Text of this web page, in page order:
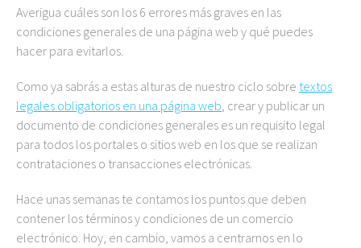
Averigua cuáles son los 6 errores más graves en las
condiciones generales de una página web y qué puedes
hacer para evitarlos.
Como ya sabrás a estas alturas de nuestro ciclo sobre textos
legales obligatorios en una página web, crear y publicar un
documento de condiciones generales es un requisito legal
para todos los portales o sitios web en los que se realizan
contrataciones o transacciones electrónicas.
Hace unas semanas te contamos los puntos que deben
contener los términos y condiciones de un comercio
electrónico. Hoy, en cambio, vamos a centrarnos en lo